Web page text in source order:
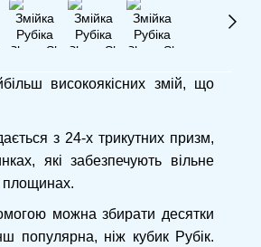
високоякісних змій, що
з 24-х трикутних призм,
які забезпечують вільне
площинах.
можна збирати десятки
популярна, ніж кубик Рубік.